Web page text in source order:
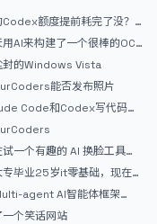
额度提前耗完了没？
如何？
AI来构建了一个很棒的OC
区
封的Windows Vista
能否发布照片
Code和Codex写代码真
但是App怎么挣钱还是很难啊
一个有趣的 AI 换脸工具，
不错毕业25岁it零基础，现在想
计师，有什么好的建议吗，
agent AI智能体框架
，欢迎大家贡献代码
个笑话网站